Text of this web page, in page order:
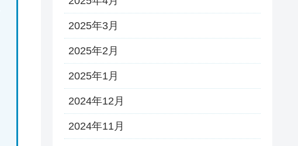
2025年3月
2025年2月
2025年1月
2024年12月
2024年11月